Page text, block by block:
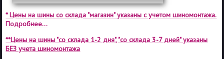
* Цены на шины со склада "магазин" указаны с учетом шиномонтажа.
Подробнее...
**Цены на шины "со склада 1-2 дня", "со склада 3-7 дней" указаны
БЕЗ учета шиномонтажа